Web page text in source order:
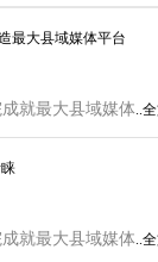
最大县域媒体平台
就最大县域媒体..
就最大县域媒体..